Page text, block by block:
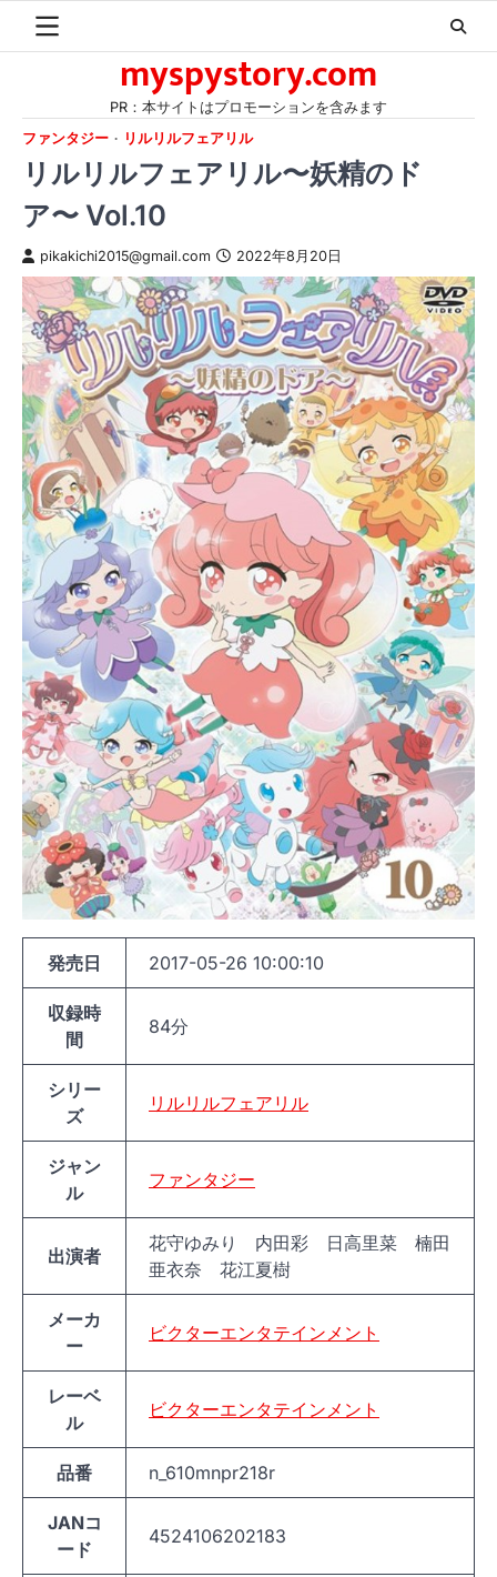
myspystory.com
PR：本サイトはプロモーションを含みます
ファンタジー
リルリルフェアリル
リルリルフェアリル〜妖精のド
ア〜 Vol.10
pikakichi2015@gmail.com 2022年8月20日
発売日 2017-05-26 10:00:10
収録時
間
84分
シリー
ズ
リルリルフェアリル
ジャン
ル
ファンタジー
出演者
花守ゆみり 内田彩 日高里菜 楠田
亜衣奈 花江夏樹
メーカ
ー
ビクターエンタテインメント
レーベ
ル
ビクターエンタテインメント
品番 n_610mnpr218r
JANコ
ード
4524106202183